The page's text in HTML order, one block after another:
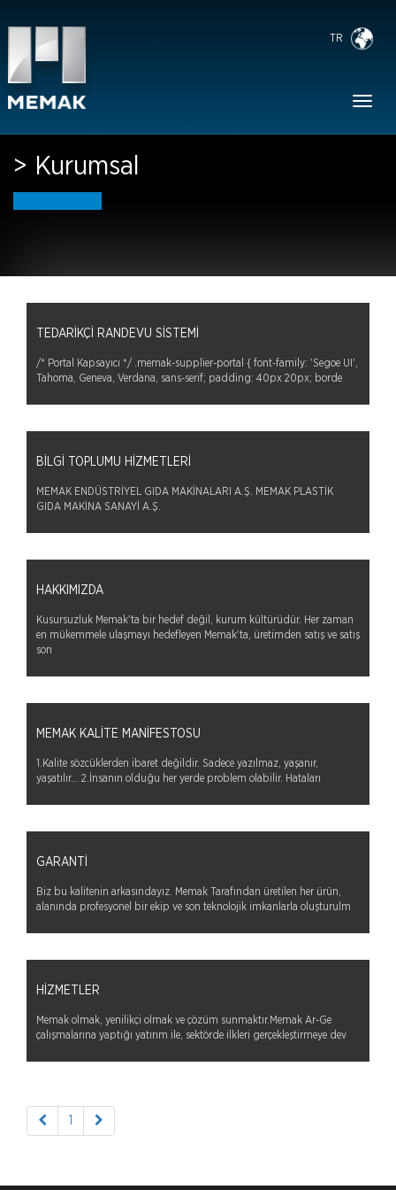
TR
> Kurumsal
TEDARIKÇI RANDEVU SISTEMI
/* Portal Kapsayıcı */ .memak-supplier-portal { font-family: 'Segoe UI',
Tahoma, Geneva, Verdana, sans-serif; padding: 40px 20px; borde
BILGI TOPLUMU HIZMETLERI
MEMAK ENDÜSTRİYEL GIDA MAKİNALARI A.Ş. MEMAK PLASTİK
GIDA MAKİNA SANAYİ A.Ş.
HAKKIMIZDA
Kusursuzluk Memak'ta bir hedef değil, kurum kültürüdür. Her zaman
en mükemmele ulaşmayı hedefleyen Memak'ta, üretimden satış ve satış
son
MEMAK KALITE MANIFESTOSU
1.Kalite sözcüklerden ibaret değildir. Sadece yazılmaz, yaşanır,
yaşatılır… 2.İnsanın olduğu her yerde problem olabilir. Hataları
GARANTI
Biz bu kalitenin arkasındayız. Memak Tarafından üretilen her ürün,
alanında profesyonel bir ekip ve son teknolojik imkanlarla oluşturulm
HIZMETLER
Memak olmak, yenilikçi olmak ve çözüm sunmaktır.Memak Ar-Ge
çalışmalarına yaptığı yatırım ile, sektörde ilkleri gerçekleştirmeye dev